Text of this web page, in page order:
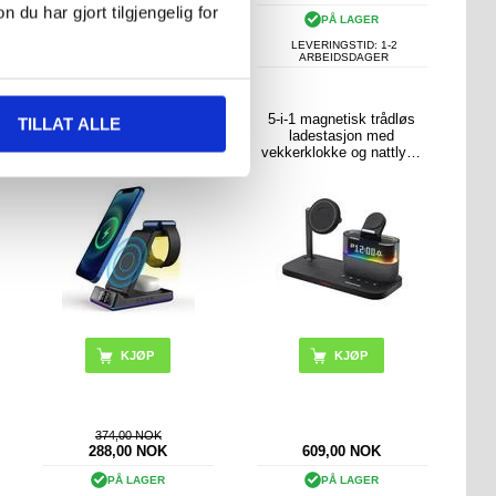
du har gjort tilgjengelig for
TILLAT ALLE
PÅ LAGER PÅ LAGER
LEVERINGSTID: 1-2
ARBEIDSDAGER
Z6 Sammenleggbar 5-i-1
15W Magnetisk Trådløs
Lader med Blinkende
e
374,00 NOK
288,00 NOK
PÅ LAGER
5-i-1 magnetisk trådløs
ladestasjon med
vekkerklokke og nattlys -
KJØP
609,00 NOK
PÅ LAGER